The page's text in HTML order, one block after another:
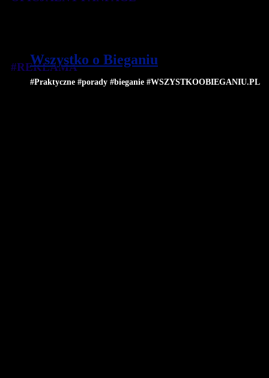
Wszystko o Bieganiu
#Praktyczne #porady #bieganie #WSZYSTKOOBIEGANIU.PL
#REKLAMA